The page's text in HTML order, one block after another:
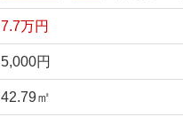
7.7万円
5,000円
42.79㎡